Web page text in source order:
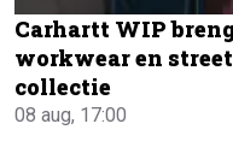
Carhartt WIP
workwear en
collectie
08 aug, 17:00